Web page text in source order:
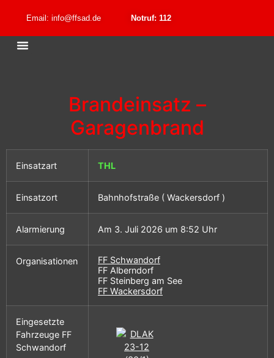
Email: info@ffsad.de Notruf: 112
Brandeinsatz –
Garagenbrand
Einsatzart THL
Einsatzort Bahnhofstraße ( Wackersdorf )
Alarmierung Am 3. Juli 2026 um 8:52 Uhr
Organisationen
FF Schwandorf
FF Alberndorf
FF Steinberg am See
FF Wackersdorf
Eingesetzte
Fahrzeuge FF
Schwandorf